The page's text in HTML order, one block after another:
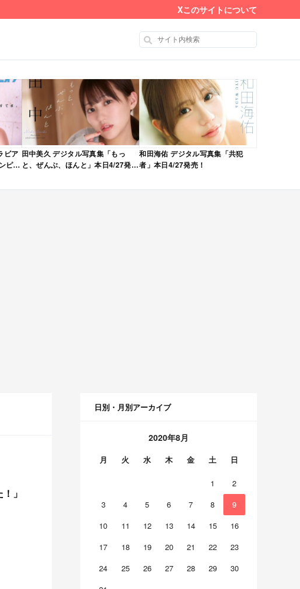
Xこのサイトについて
ビア
ピオ
田中美久 デジタル写真集「もっ
と、ぜんぶ、ほんと」本日4/27発
和田海佑 デジタル写真集「共犯
者」本日4/27発売！
」
日別・月別アーカイブ
2020年8月
月 火 水 木 金 土 日
1
2
3
4 5 6 7 8
9
10
11 12 13 14 15
16
17
18 19 20 21 22
23
24
25 26 27 28 29
30